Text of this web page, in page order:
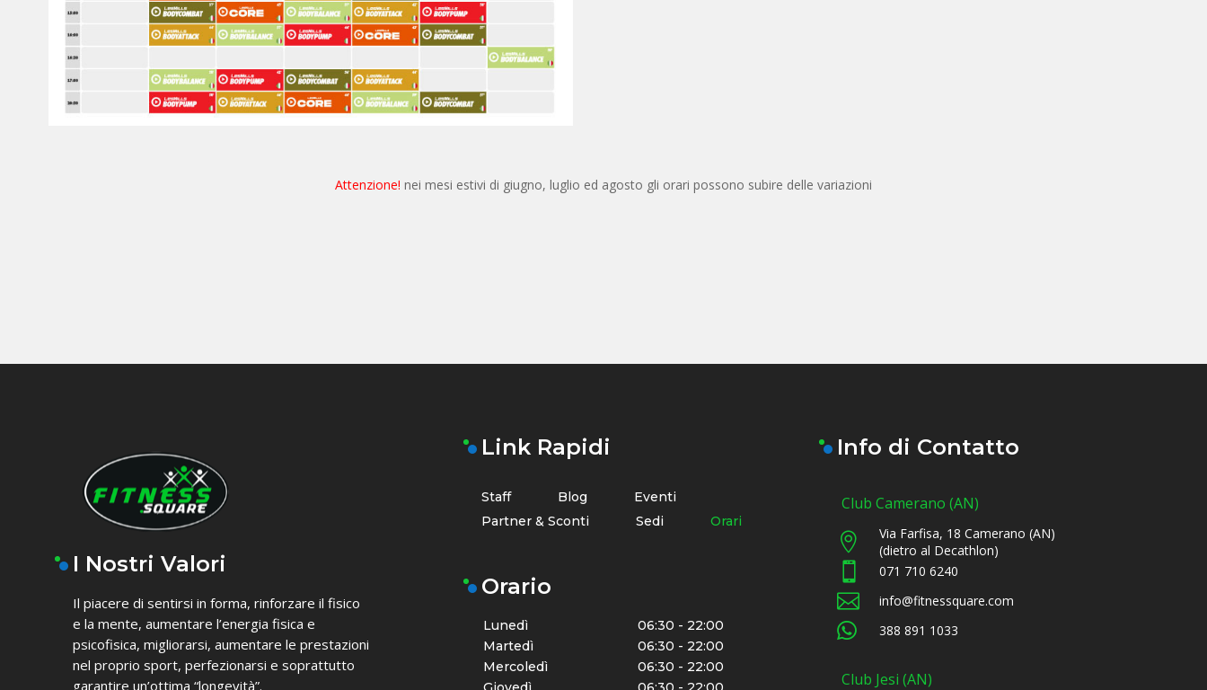
Attenzione! nei mesi estivi di giugno, luglio ed agosto gli orari possono subire delle variazioni
I Nostri Valori
Il piacere di sentirsi in forma, rinforzare il fisico
e la mente, aumentare l’energia fisica e
psicofisica, migliorarsi, aumentare le prestazioni
nel proprio sport, perfezionarsi e soprattutto
garantire un’ottima “longevità”.
Link Rapidi
Staff Blog
Eventi
Partner & Sconti
Sedi Orari
Orario
Lunedì
06:30 - 22:00
Martedì
06:30 - 22:00
Mercoledì
06:30 - 22:00
Info di Contatto
Club Camerano (AN)

Via Farfisa, 18 Camerano (AN)
(dietro al Decathlon)
 071 710 6240
 info@fitnessquare.com
 388 891 1033
Club Jesi (AN)